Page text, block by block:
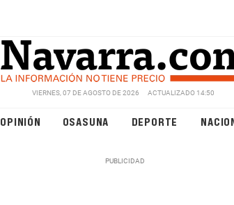
VIERNES, 07 DE AGOSTO DE 2026 ACTUALIZADO 14:50
OPINIÓN OSASUNA DEPORTE